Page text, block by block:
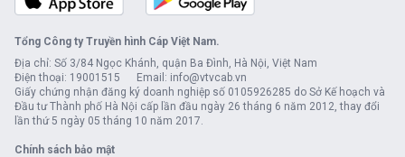
Tổng Công ty Truyền hình Cáp Việt Nam.
Địa chỉ: Số 3/84 Ngọc Khánh, quận Ba Đình, Hà Nội, Việt Nam
Điện thoại: 19001515 Email: info@vtvcab.vn
Giấy chứng nhận đăng ký doanh nghiệp số 0105926285 do Sở Kế hoạch và
Đầu tư Thành phố Hà Nội cấp lần đầu ngày 26 tháng 6 năm 2012, thay đổi
lần thứ 5 ngày 05 tháng 10 năm 2017.
Chính sách bảo mật